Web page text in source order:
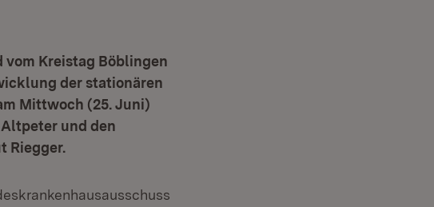
Kreistag Böblingen
der stationären
Mittwoch (25. Juni)
und den
Riegger.